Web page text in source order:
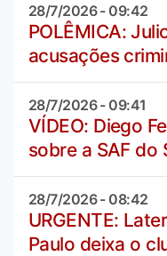
28/7/2026 - 09:42
POLÊMICA:
acusações
28/7/2026 - 09:41
VÍDEO: Diego
sobre a SAF do
28/7/2026 - 08:42
URGENTE:
Paulo deixa o